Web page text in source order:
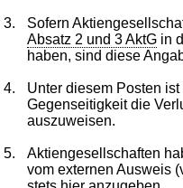
3. Sofern
Absatz 2 und 3 AktG in
haben, sind diese
4.
Unter diesem Posten
Gegenseitigkeit die
auszuweisen.
5.
Aktiengesellschaften
vom externen Ausweis